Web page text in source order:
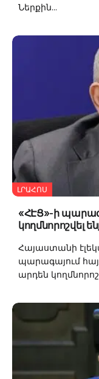
Ներքին...
ԼՐԱՀՈՍ
«ՀԷՑ»-ի
կողմնորոշվել
Հայաստանի
պարագայում
արդեն